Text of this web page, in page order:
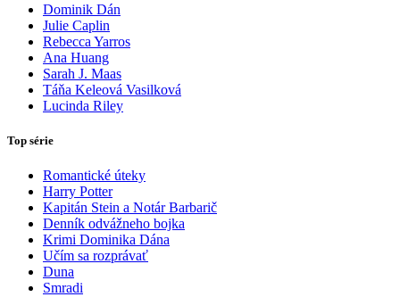
Dominik Dán
Julie Caplin
Rebecca Yarros
Ana Huang
Sarah J. Maas
Táňa Keleová Vasilková
Lucinda Riley
Top série
Romantické úteky
Harry Potter
Kapitán Stein a Notár Barbarič
Denník odvážneho bojka
Krimi Dominika Dána
Učím sa rozprávať
Duna
Smradi